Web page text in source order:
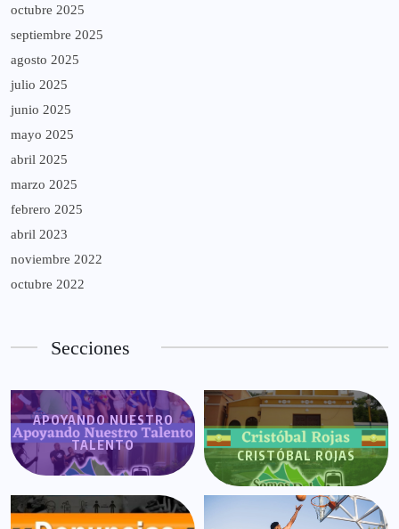
octubre 2025
septiembre 2025
agosto 2025
julio 2025
junio 2025
mayo 2025
abril 2025
marzo 2025
febrero 2025
abril 2023
noviembre 2022
octubre 2022
Secciones
APOYANDO NUESTRO
TALENTO
CRISTÓBAL ROJAS